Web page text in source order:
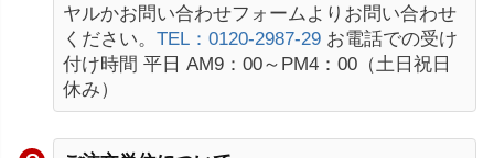
ヤルかお問い合わせフォームよりお問い合わせ
ください。 TEL：0120-2987-29 お電話での受け
付け時間 平日 AM9：00～PM4：00（土日祝日
休み）